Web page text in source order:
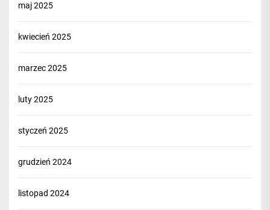
maj 2025
kwiecień 2025
marzec 2025
luty 2025
styczeń 2025
grudzień 2024
listopad 2024